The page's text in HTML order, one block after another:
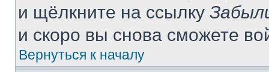
и щёлкните на ссылку
и скоро вы снова сможете
Вернуться к началу